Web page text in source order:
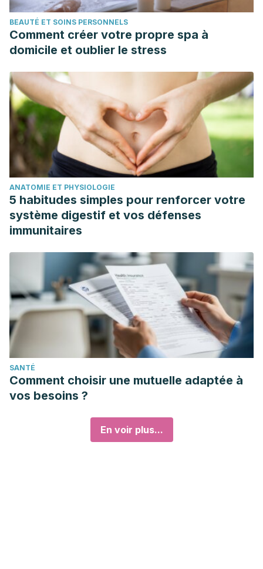
BEAUTÉ ET SOINS PERSONNELS
Comment créer votre propre spa à
domicile et oublier le stress
ANATOMIE ET PHYSIOLOGIE
5 habitudes simples pour renforcer votre
système digestif et vos défenses
immunitaires
SANTÉ
Comment choisir une mutuelle adaptée à
vos besoins ?
En voir plus...